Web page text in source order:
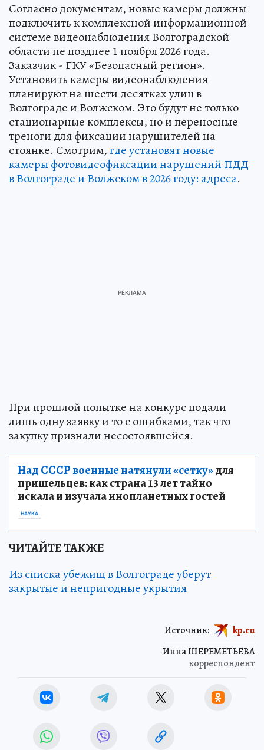
Согласно документам, новые камеры должны
подключить к комплексной информационной
системе видеонаблюдения Волгоградской
области не позднее 1 ноября 2026 года.
Заказчик - ГКУ «Безопасный регион».
Установить камеры видеонаблюдения
планируют на шести десятках улиц в
Волгограде и Волжском. Это будут не только
стационарные комплексы, но и переносные
треноги для фиксации нарушителей на
стоянке. Смотрим,где установят новые
камеры фотовидеофиксации нарушений ПДД
в Волгограде и Волжском в 2026 году: адреса.
При прошлой попытке на конкурс подали
лишь одну заявку и то с ошибками, так что
закупку признали несостоявшейся.
Над СССР военные натянули «сетку»для
пришельцев: как страна 13 лет тайно
искала и изучала инопланетных гостей
НАУКА
ЧИТАЙТЕ ТАКЖЕ
Из списка убежищ в Волгограде уберут
закрытые и непригодные укрытия
Инна ШЕРЕМЕТЬЕВА
корреспондент
Источник: kp.ru